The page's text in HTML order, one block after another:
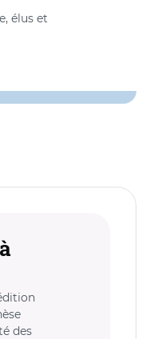
élus et
des